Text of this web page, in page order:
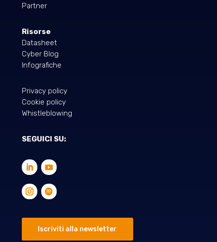
Partner
Risorse
Datasheet
Cyber Blog
Infografiche
Privacy policy
Cookie policy
Whistleblowing
SEGUICI SU:
Iscriviti alla newsletter